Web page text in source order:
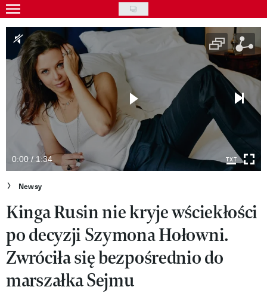
Skip
to
main
content
Gwiazdy
Ludzie
Moda
Uroda
Styl życia
Kultura
Wideo
Nasze akcje
VIVA!ART
VIVA!MODA
VIVA!LIFESTYLE
0:00 / 1:34
Newsy
Kinga Rusin nie kryje wściekłości
po decyzji Szymona Hołowni.
Zwróciła się bezpośrednio do
marszałka Sejmu